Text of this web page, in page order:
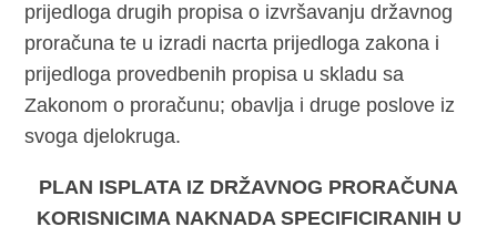
prijedloga drugih propisa o izvršavanju državnog
proračuna te u izradi nacrta prijedloga zakona i
prijedloga provedbenih propisa u skladu sa
Zakonom o proračunu; obavlja i druge poslove iz
svoga djelokruga.
PLAN ISPLATA IZ DRŽAVNOG PRORAČUNA
KORISNICIMA NAKNADA SPECIFICIRANIH U